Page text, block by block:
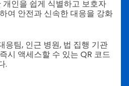
인을 쉽게 식별하고 보호자
여 안전과 신속한 대응을 강화
응팀, 인근 병원, 법 집행 기관
시 액세스할 수 있는 QR 코드
.